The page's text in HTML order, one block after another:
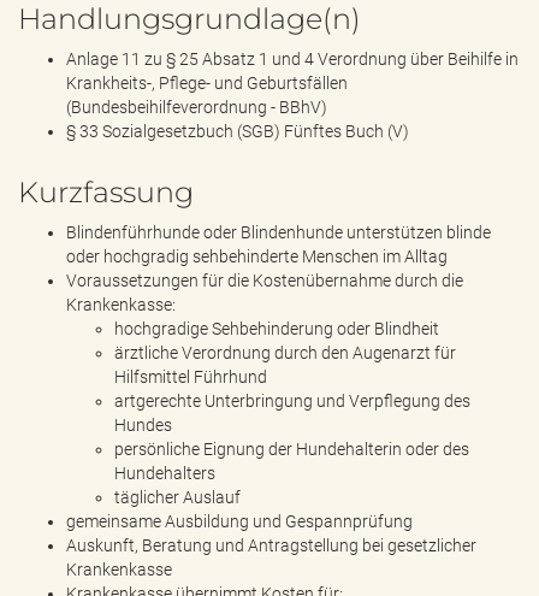
Handlungsgrundlage(n)
Anlage 11 zu § 25 Absatz 1 und 4 Verordnung über Beihilfe in
Krankheits-, Pflege- und Geburtsfällen
(Bundesbeihilfeverordnung - BBhV)
§ 33 Sozialgesetzbuch (SGB) Fünftes Buch (V)
Kurzfassung
Blindenführhunde oder Blindenhunde unterstützen blinde
oder hochgradig sehbehinderte Menschen im Alltag
Voraussetzungen für die Kostenübernahme durch die
Krankenkasse:
hochgradige Sehbehinderung oder Blindheit
ärztliche Verordnung durch den Augenarzt für
Hilfsmittel Führhund
artgerechte Unterbringung und Verpflegung des
Hundes
persönliche Eignung der Hundehalterin oder des
Hundehalters
täglicher Auslauf
gemeinsame Ausbildung und Gespannprüfung
Auskunft, Beratung und Antragstellung bei gesetzlicher
Krankenkasse